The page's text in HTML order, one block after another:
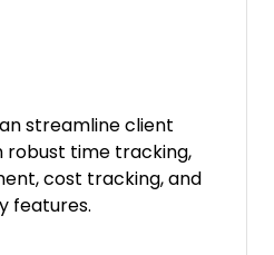
streamline client
robust time tracking,
cost tracking, and
features.